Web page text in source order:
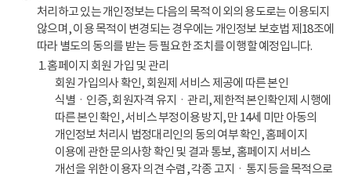
처리하고 있는 개인정보는 다음의 목적 이외의 용도로는 이용되지
않으며, 이용 목적이 변경되는 경우에는 개인정보 보호법 제18조에
따라 별도의 동의를 받는 등 필요한 조치를 이행할 예정입니다.
1. 홈페이지 회원 가입 및 관리
회원 가입의사 확인, 회원제 서비스 제공에 따른 본인
식별ㆍ인증, 회원자격 유지ㆍ관리, 제한적 본인확인제 시행에
따른 본인 확인, 서비스 부정이용 방지, 만 14세 미만 아동의
개인정보 처리시 법정대리인의 동의 여부 확인, 홈페이지
이용에 관한 문의사항 확인 및 결과 통보, 홈페이지 서비스
개선을 위한 이용자 의견 수렴, 각종 고지ㆍ통지 등을 목적으로